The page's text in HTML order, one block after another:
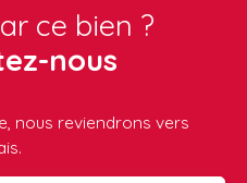
ce bien ?
nous
nous reviendrons vers